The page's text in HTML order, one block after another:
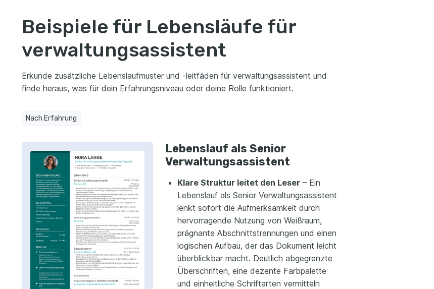
Beispiele für Lebensläufe für
verwaltungsassistent
Erkunde zusätzliche Lebenslaufmuster und -leitfäden für verwaltungsassistent und
finde heraus, was für dein Erfahrungsniveau oder deine Rolle funktioniert.
Nach Erfahrung
Lebenslauf als Senior
Verwaltungsassistent
Klare Struktur leitet den Leser – Ein
Lebenslauf als Senior Verwaltungsassistent
lenkt sofort die Aufmerksamkeit durch
hervorragende Nutzung von Weißraum,
prägnante Abschnittstrennungen und einen
logischen Aufbau, der das Dokument leicht
überblickbar macht. Deutlich abgegrenzte
Überschriften, eine dezente Farbpalette
und einheitliche Schriftarten vermitteln